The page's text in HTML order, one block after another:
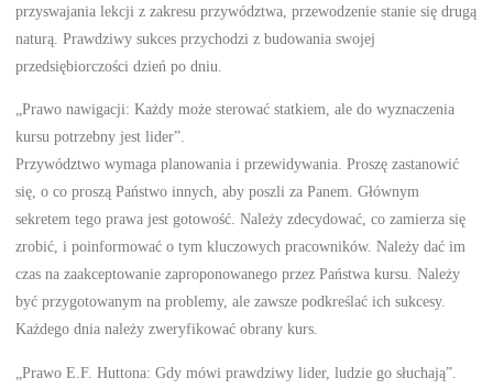
przyswajania lekcji z zakresu przywództwa, przewodzenie stanie się drugą
naturą. Prawdziwy sukces przychodzi z budowania swojej
przedsiębiorczości dzień po dniu.
„Prawo nawigacji: Każdy może sterować statkiem, ale do wyznaczenia
kursu potrzebny jest lider”.
Przywództwo wymaga planowania i przewidywania. Proszę zastanowić
się, o co proszą Państwo innych, aby poszli za Panem. Głównym
sekretem tego prawa jest gotowość. Należy zdecydować, co zamierza się
zrobić, i poinformować o tym kluczowych pracowników. Należy dać im
czas na zaakceptowanie zaproponowanego przez Państwa kursu. Należy
być przygotowanym na problemy, ale zawsze podkreślać ich sukcesy.
Każdego dnia należy zweryfikować obrany kurs.
„Prawo E.F. Huttona: Gdy mówi prawdziwy lider, ludzie go słuchają”.